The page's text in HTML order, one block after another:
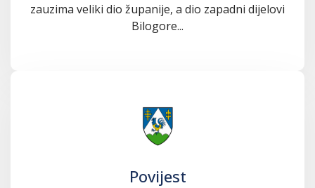
zauzima veliki dio županije, a dio zapadni dijelovi
Bilogore...
Povijest